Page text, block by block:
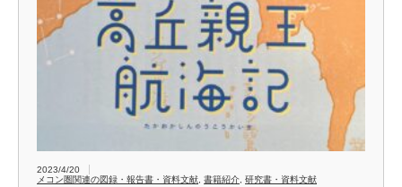
2023/4/20
メコン圏関連の図録・報告書・資料文献 書籍紹介 研究書・資料文献